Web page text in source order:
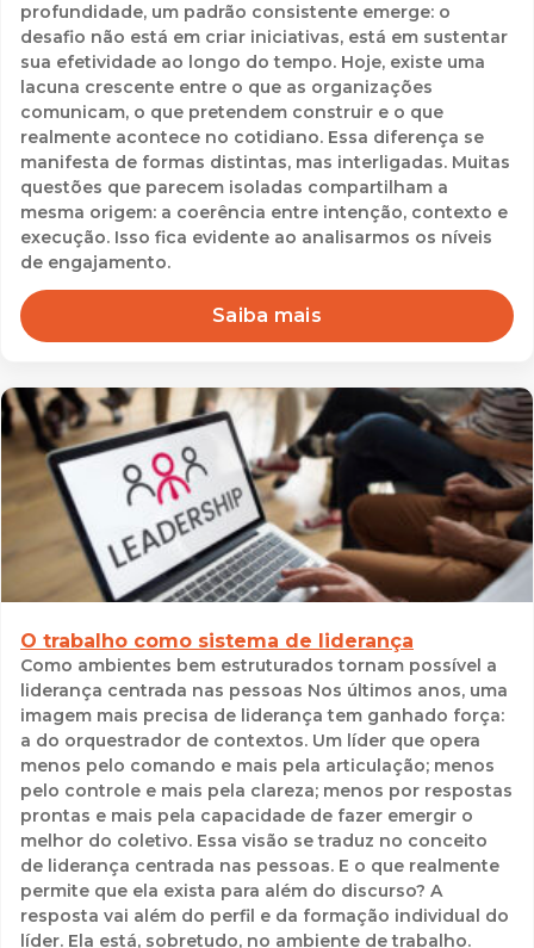
profundidade, um padrão consistente emerge: o
desafio não está em criar iniciativas, está em sustentar
sua efetividade ao longo do tempo. Hoje, existe uma
lacuna crescente entre o que as organizações
comunicam, o que pretendem construir e o que
realmente acontece no cotidiano. Essa diferença se
manifesta de formas distintas, mas interligadas. Muitas
questões que parecem isoladas compartilham a
mesma origem: a coerência entre intenção, contexto e
execução. Isso fica evidente ao analisarmos os níveis
de engajamento.
Saiba mais
O trabalho como sistema de liderança
Como ambientes bem estruturados tornam possível a
liderança centrada nas pessoas Nos últimos anos, uma
imagem mais precisa de liderança tem ganhado força:
a do orquestrador de contextos. Um líder que opera
menos pelo comando e mais pela articulação; menos
pelo controle e mais pela clareza; menos por respostas
prontas e mais pela capacidade de fazer emergir o
melhor do coletivo. Essa visão se traduz no conceito
de liderança centrada nas pessoas. E o que realmente
permite que ela exista para além do discurso? A
resposta vai além do perfil e da formação individual do
líder. Ela está, sobretudo, no ambiente de trabalho.